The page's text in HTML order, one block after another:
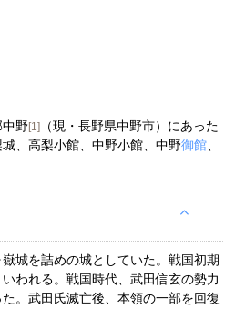
野[1]（現・長野県中野市）にあった
、高梨小館、中野小館、中野御館、
城を詰めの城としていた。戦国初期
われる。戦国時代、武田信玄の勢力
。武田氏滅亡後、本領の一部を回復